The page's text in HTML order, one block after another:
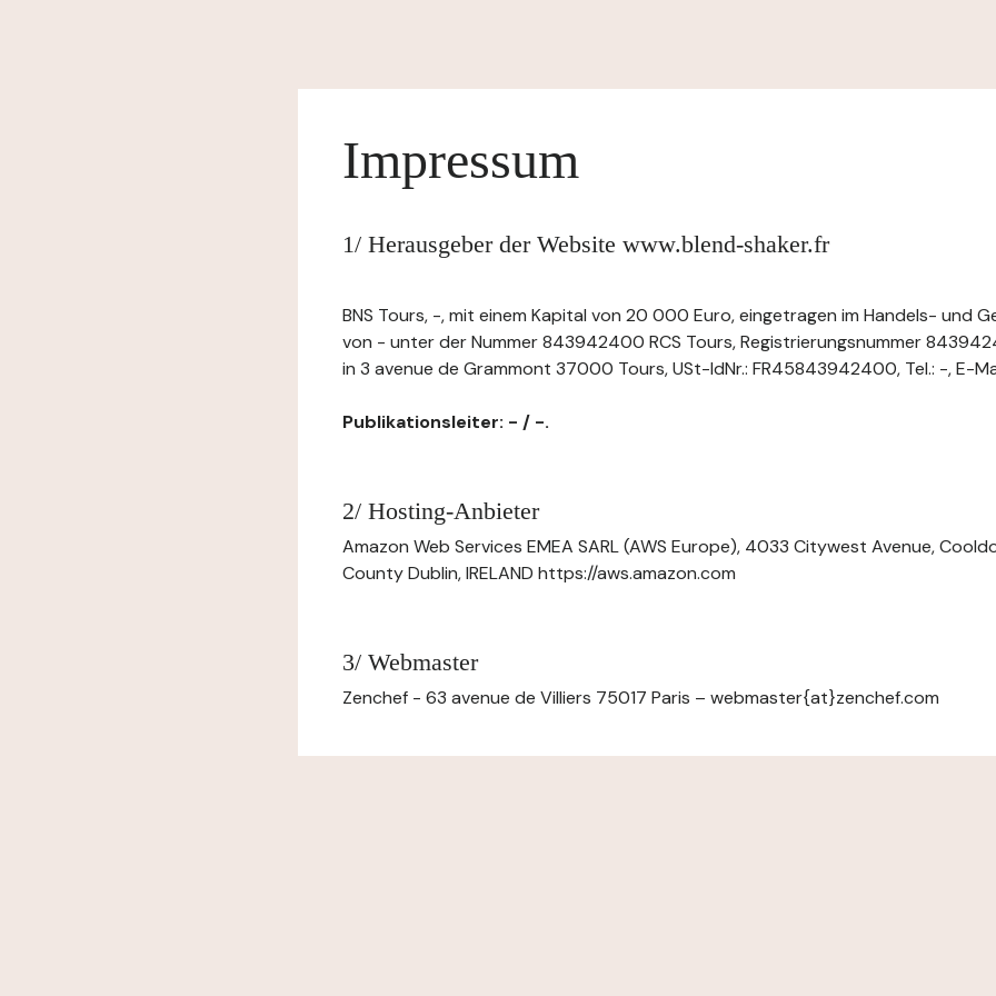
Impressum
1/ Herausgeber der Website www.blend-shaker.fr
BNS Tours, -, mit einem Kapital von 20 000 Euro, eingetragen im Handels- und
von - unter der Nummer 843942400 RCS Tours, Registrierungsnummer
in 3 avenue de Grammont 37000 Tours, USt-IdNr.: FR45843942400, Tel.: -, E-
Publikationsleiter: - / -.
2/ Hosting-Anbieter
Amazon Web Services EMEA SARL (AWS Europe), 4033 Citywest Avenue,
County Dublin, IRELAND https://aws.amazon.com
3/ Webmaster
Zenchef - 63 avenue de Villiers 75017 Paris – webmaster{at}zenchef.com